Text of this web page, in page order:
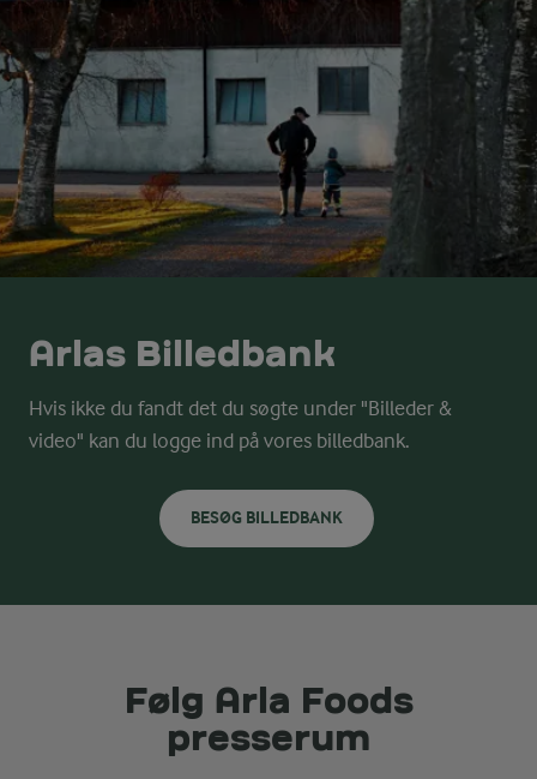
Arlas Billedbank
Hvis ikke du fandt det du søgte under "Billeder &
video" kan du logge ind på vores billedbank.
BESØG BILLEDBANK
Følg Arla Foods
presserum